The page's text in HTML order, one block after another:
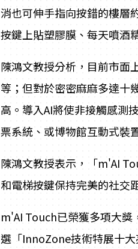
消也可伸手指向按錯的樓層
按鍵上貼塑膠膜、每天噴酒
陳鴻文教授分析，目前市面
等；但對於密密麻麻多達十
高。導入AI將使非接觸感測
票系統、或博物館互動式裝
陳鴻文教授表示，「m'AI
和電梯按鍵保持完美的社交
m'AI Touch已榮獲多項大獎
選「InnoZone技術特展十